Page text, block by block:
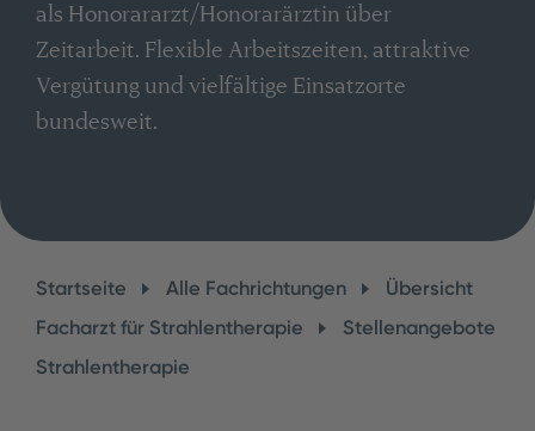
als Honorararzt/Honorarärztin über
Zeitarbeit. Flexible Arbeitszeiten, attraktive
Vergütung und vielfältige Einsatzorte
bundesweit.
Startseite Alle Fachrichtungen
Übersicht
Facharzt für Strahlentherapie
Stellenangebote
Strahlentherapie